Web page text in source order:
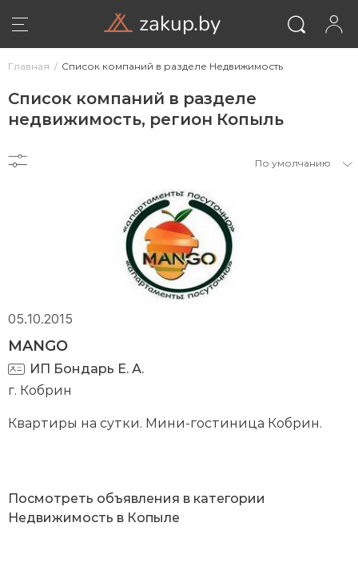
zakup.by
Главная Список компаний в разделе Недвижимость
Список компаний в разделе
недвижимость, регион Копыль
По умолчанию
05.10.2015
MANGO
ИП Бондарь Е. А.
г. Кобрин
Квартиры на сутки. Мини-гостиница Кобрин.
Посмотреть объявления в категории
Недвижимость в Копыле